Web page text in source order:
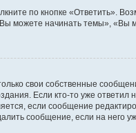
по кнопке «Ответить».
можете начинать темы», «Вы
свои собственные
Если кто-то уже
если сообщение
сообщение, если на него